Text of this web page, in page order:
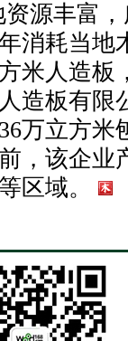
源丰富，
消耗当地
米人造板
造板有限
万立方
，该企业
区域。